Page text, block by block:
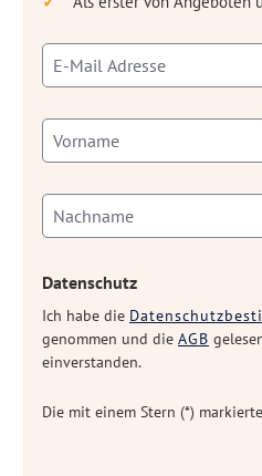
Datenschutz
Ich habe die
genommen und die AGB
einverstanden.
Die mit einem Stern (*)